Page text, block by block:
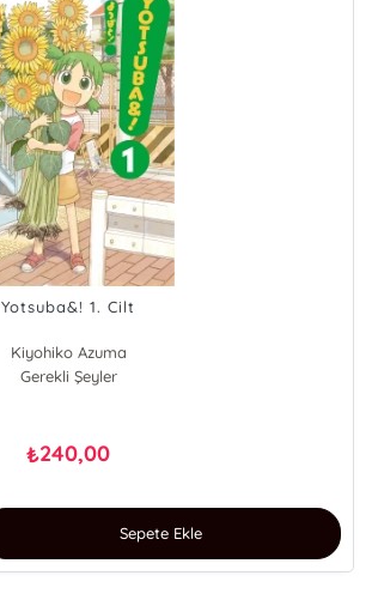
Yotsuba&! 1. Cilt
Kiyohiko Azuma
Gerekli Şeyler
₺240,00
Sepete Ekle